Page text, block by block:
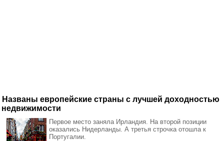
Названы европейские страны с лучшей доходностью
недвижимости
Первое место заняла Ирландия. На второй позиции
оказались Нидерланды. А третья строчка отошла к
Португалии.